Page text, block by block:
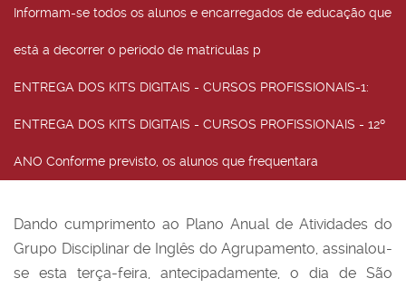
Informam-se todos os alunos e encarregados de educação que
está a decorrer o período de matrículas p
ENTREGA DOS KITS DIGITAIS - CURSOS PROFISSIONAIS-1:
ENTREGA DOS KITS DIGITAIS - CURSOS PROFISSIONAIS - 12º
ANO Conforme previsto, os alunos que frequentara
Dando cumprimento ao Plano Anual de Atividades do
Grupo Disciplinar de Inglês do Agrupamento, assinalou-
se esta terça-feira, antecipadamente, o dia de São